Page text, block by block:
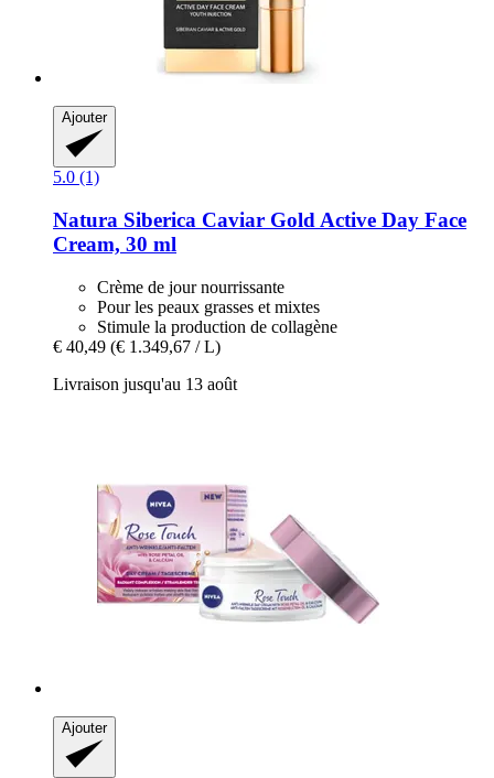
Ajouter
5.0 (1)
Natura Siberica Caviar Gold Active Day Face
Cream, 30 ml
Crème de jour nourrissante
Pour les peaux grasses et mixtes
Stimule la production de collagène
€ 40,49 (€ 1.349,67 / L)
Livraison jusqu'au 13 août
Ajouter